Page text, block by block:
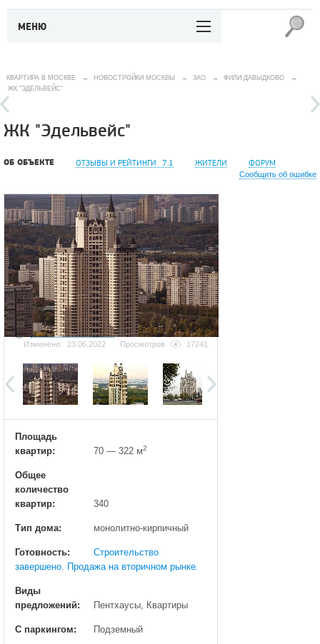
МЕНЮ
КВАРТИРА В МОСКВЕ → НОВОСТРОЙКИ МОСКВЫ → ЗАО → ФИЛИ-ДАВЫДКОВО
→
ЖК "ЭДЕЛЬВЕЙС"
ЖК "Эдельвейс"
ОБ ОБЪЕКТЕ ОТЗЫВЫ И РЕЙТИНГИ 7.1 ЖИТЕЛИ ФОРУМ
Сообщить об ошибке
Добавить фотографию
Изменено:
23.06.2022 Просмотров 17241
Площадь
квартир:
70 — 322 м2
Общее
количество
квартир:
340
Тип дома: монолитно-кирпичный
Готовность:
Строительство
завершено. Продажа на вторичном рынке.
Виды
предложений:
Пентхаусы, Квартиры
С паркингом: Подземный